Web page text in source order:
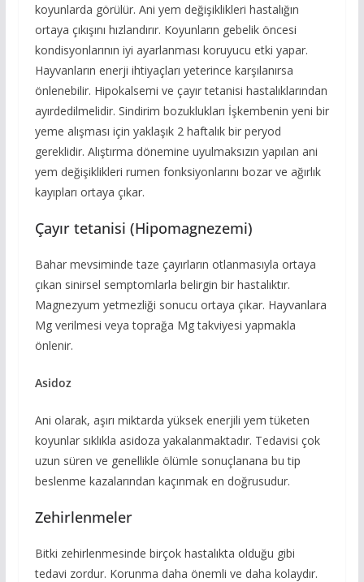
koyunlarda görülür. Ani yem değişiklikleri hastalığın
ortaya çıkışını hızlandırır. Koyunların gebelik öncesi
kondisyonlarının iyi ayarlanması koruyucu etki yapar.
Hayvanların enerji ihtiyaçları yeterince karşılanırsa
önlenebilir. Hipokalsemi ve çayır tetanisi hastalıklarından
ayırdedilmelidir. Sindirim bozuklukları İşkembenin yeni bir
yeme alışması için yaklaşık 2 haftalık bir peryod
gereklidir. Alıştırma dönemine uyulmaksızın yapılan ani
yem değişiklikleri rumen fonksiyonlarını bozar ve ağırlık
kayıpları ortaya çıkar.
Çayır tetanisi (Hipomagnezemi)
Bahar mevsiminde taze çayırların otlanmasıyla ortaya
çıkan sinirsel semptomlarla belirgin bir hastalıktır.
Magnezyum yetmezliği sonucu ortaya çıkar. Hayvanlara
Mg verilmesi veya toprağa Mg takviyesi yapmakla
önlenir.
Asidoz
Ani olarak, aşırı miktarda yüksek enerjili yem tüketen
koyunlar sıklıkla asidoza yakalanmaktadır. Tedavisi çok
uzun süren ve genellikle ölümle sonuçlanana bu tip
beslenme kazalarından kaçınmak en doğrusudur.
Zehirlenmeler
Bitki zehirlenmesinde birçok hastalıkta olduğu gibi
tedavi zordur. Korunma daha önemli ve daha kolaydır.